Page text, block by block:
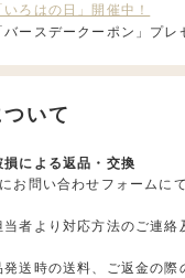
ろはの日」開催中！
ースデークーポン」プレ
いて
による返品・交換
お問い合わせフォームに
者より対応方法のご連絡
送時の送料、ご返金の際